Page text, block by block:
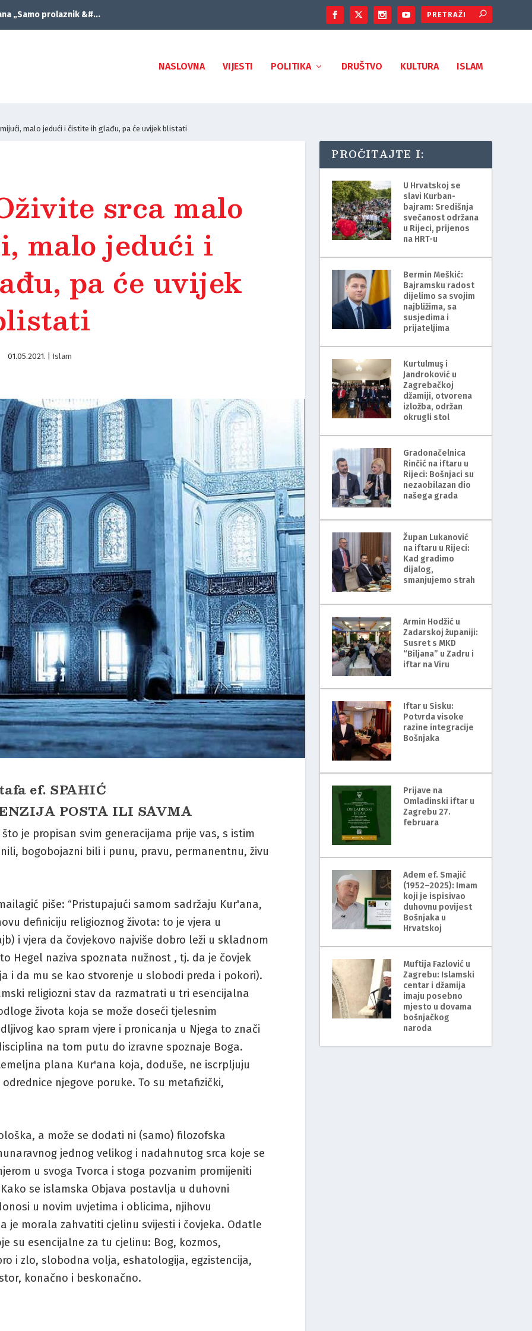
„Samo prolaznik &#...
NASLOVNA VIJESTI POLITIKA DRUŠTVO KULTURA ISLAM
malo jedući i čistite ih glađu, pa će uvijek blistati
srca malo
malo jedući i
pa će uvijek
01.05.2021. Islam
ef. SPAHIĆ
POSTA ILI SAVMA
je propisan svim generacijama prije vas, s istim
bogobojazni bili i punu, pravu, permanentnu, živu
piše: “Pristupajući samom sadržaju Kur'ana,
definiciju religioznog života: to je vjera u
i vjera da čovjekovo najviše dobro leži u skladnom
Hegel naziva spoznata nužnost , tj. da je čovjek
i da mu se kao stvorenje u slobodi preda i pokori).
religiozni stav da razmatrati u tri esencijalna
života koja se može doseći tjelesnim
kao spram vjere i pronicanja u Njega to znači
na tom putu do izravne spoznaje Boga.
plana Kur'ana koja, doduše, ne iscrpljuju
njegove poruke. To su metafizički,
a može se dodati ni (samo) filozofska
jednog velikog i nadahnutog srca koje se
u svoga Tvorca i stoga pozvanim promijeniti
se islamska Objava postavlja u duhovni
u novim uvjetima i oblicima, njihovu
je morala zahvatiti cjelinu svijesti i čovjeka. Odatle
su esencijalne za tu cjelinu: Bog, kozmos,
i zlo, slobodna volja, eshatologija, egzistencija,
konačno i beskonačno.
PROČITAJTE I:
U Hrvatskoj se
slavi Kurban-
bajram: Središnja
svečanost održana
u Rijeci, prijenos
na HRT-u
Bermin Meškić:
Bajramsku radost
dijelimo sa svojim
najbližima, sa
susjedima i
prijateljima
Kurtulmuş i
Jandroković u
Zagrebačkoj
džamiji, otvorena
izložba, održan
okrugli stol
Gradonačelnica
Rinčić na iftaru u
Rijeci: Bošnjaci su
nezaobilazan dio
našega grada
Župan Lukanović
na iftaru u Rijeci:
Kad gradimo
dijalog,
smanjujemo strah
Armin Hodžić u
Zadarskoj županiji:
Susret s MKD
“Biljana” u Zadru i
iftar na Viru
Iftar u Sisku:
Potvrda visoke
razine integracije
Bošnjaka
Prijave na
Omladinski iftar u
Zagrebu 27.
februara
Adem ef. Smajić
(1952–2025): Imam
koji je ispisivao
duhovnu povijest
Bošnjaka u
Hrvatskoj
Muftija Fazlović u
Zagrebu: Islamski
centar i džamija
imaju posebno
mjesto u dovama
bošnjačkog
naroda